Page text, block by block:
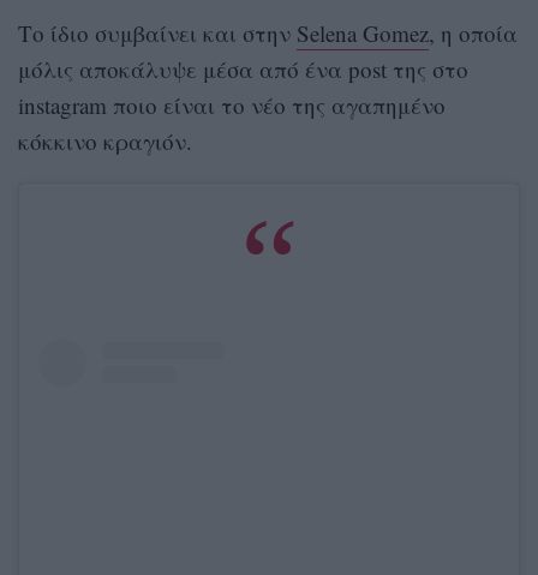
Το ίδιο συμβαίνει και στην Selena Gomez, η οποία
μόλις αποκάλυψε μέσα από ένα post της στο
instagram ποιο είναι το νέο της αγαπημένο
κόκκινο κραγιόν.